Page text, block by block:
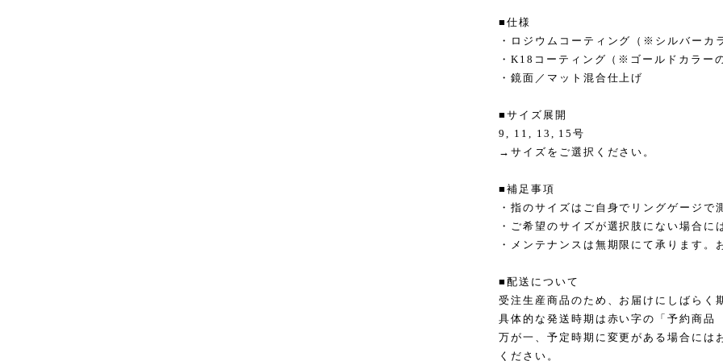
■仕様
・ロジウムコーティング（※シルバーカ
・K18コーティング（※ゴールドカラー
・鏡面／マット混合仕上げ
■サイズ展開
9, 11, 13, 15号
→サイズをご選択ください。
■補足事項
・指のサイズはご自身でリングゲージ
・ご希望のサイズが選択肢にない場合に
・メンテナンスは無期限にて承ります
■配送について
受注生産商品のため、お届けにしばらく
具体的な発送時期は赤い字の「予約商
万が一、予定時期に変更がある場合には
ください。